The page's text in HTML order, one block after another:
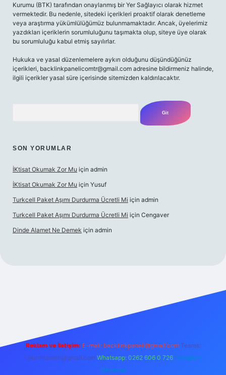
Kurumu (BTK) tarafından onaylanmış bir Yer Sağlayıcı olarak hizmet
vermektedir. Bu nedenle, sitedeki içerikleri proaktif olarak denetleme
veya araştırma yükümlülüğümüz bulunmamaktadır. Ancak, üyelerimiz
yazdıkları içeriklerin sorumluluğunu taşımakta olup, siteye üye olarak
bu sorumluluğu kabul etmiş sayılırlar.
Hukuka ve yasal düzenlemelere aykırı olduğunu düşündüğünüz
içerikleri, backlinkpanelicomtr@gmail.com adresine bildirmeniz halinde,
ilgili içerikler yasal süre içerisinde sitemizden kaldırılacaktır.
SON YORUMLAR
İKtisat Okumak Zor Mu için admin
İKtisat Okumak Zor Mu için Yusuf
Turkcell Paket Aşımı Durdurma Ücretli Mi için admin
Turkcell Paket Aşımı Durdurma Ücretli Mi için Cengaver
Dinde Alamet Ne Demek için admin
Reklam ve İletişim: E-mail: backlinkpaneli@gmail.com Teams:
forumhizmeti@gmail.com Whatsapp: 0262 606 0 726 Telegram:
@karabul